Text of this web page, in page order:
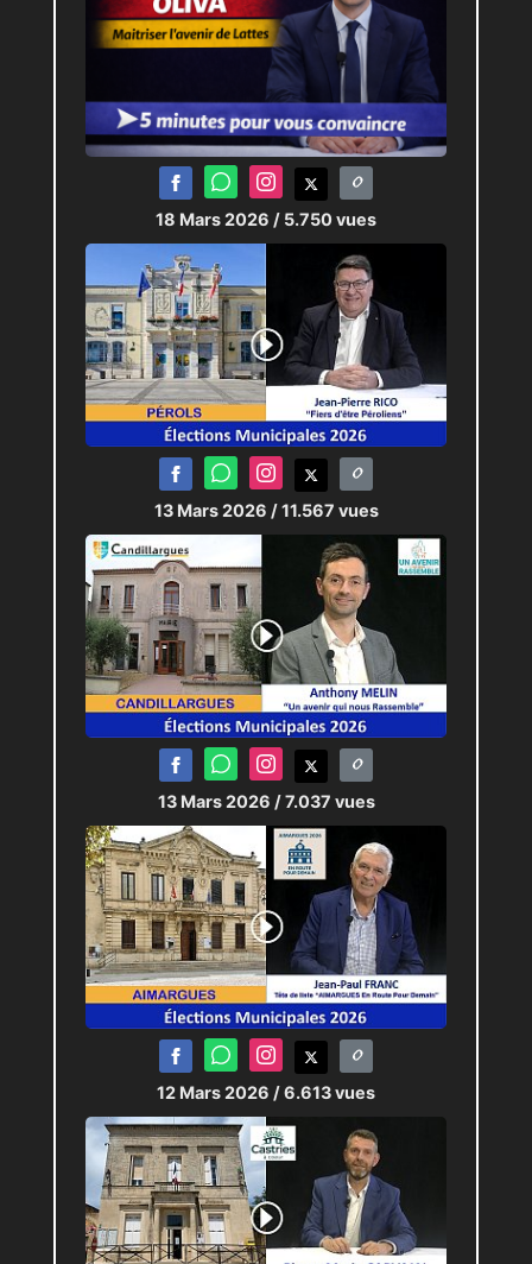
18 Mars 2026 / 5.750 vues
13 Mars 2026 / 11.567 vues
13 Mars 2026 / 7.037 vues
12 Mars 2026 / 6.613 vues